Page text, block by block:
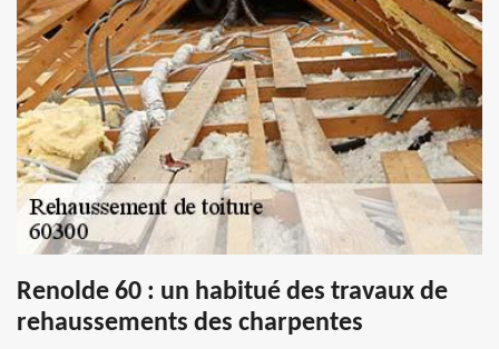
Renolde 60 : un habitué des travaux de
rehaussements des charpentes